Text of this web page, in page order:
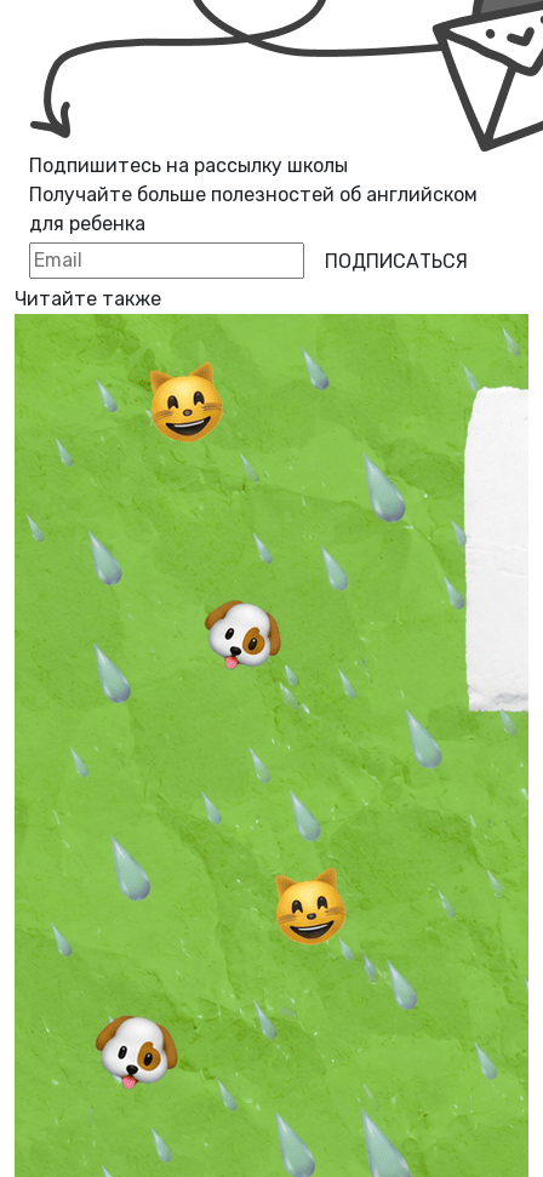
Подпишитесь на рассылку школы
Получайте больше полезностей об английском
для ребенка
ПОДПИСАТЬСЯ
Читайте также